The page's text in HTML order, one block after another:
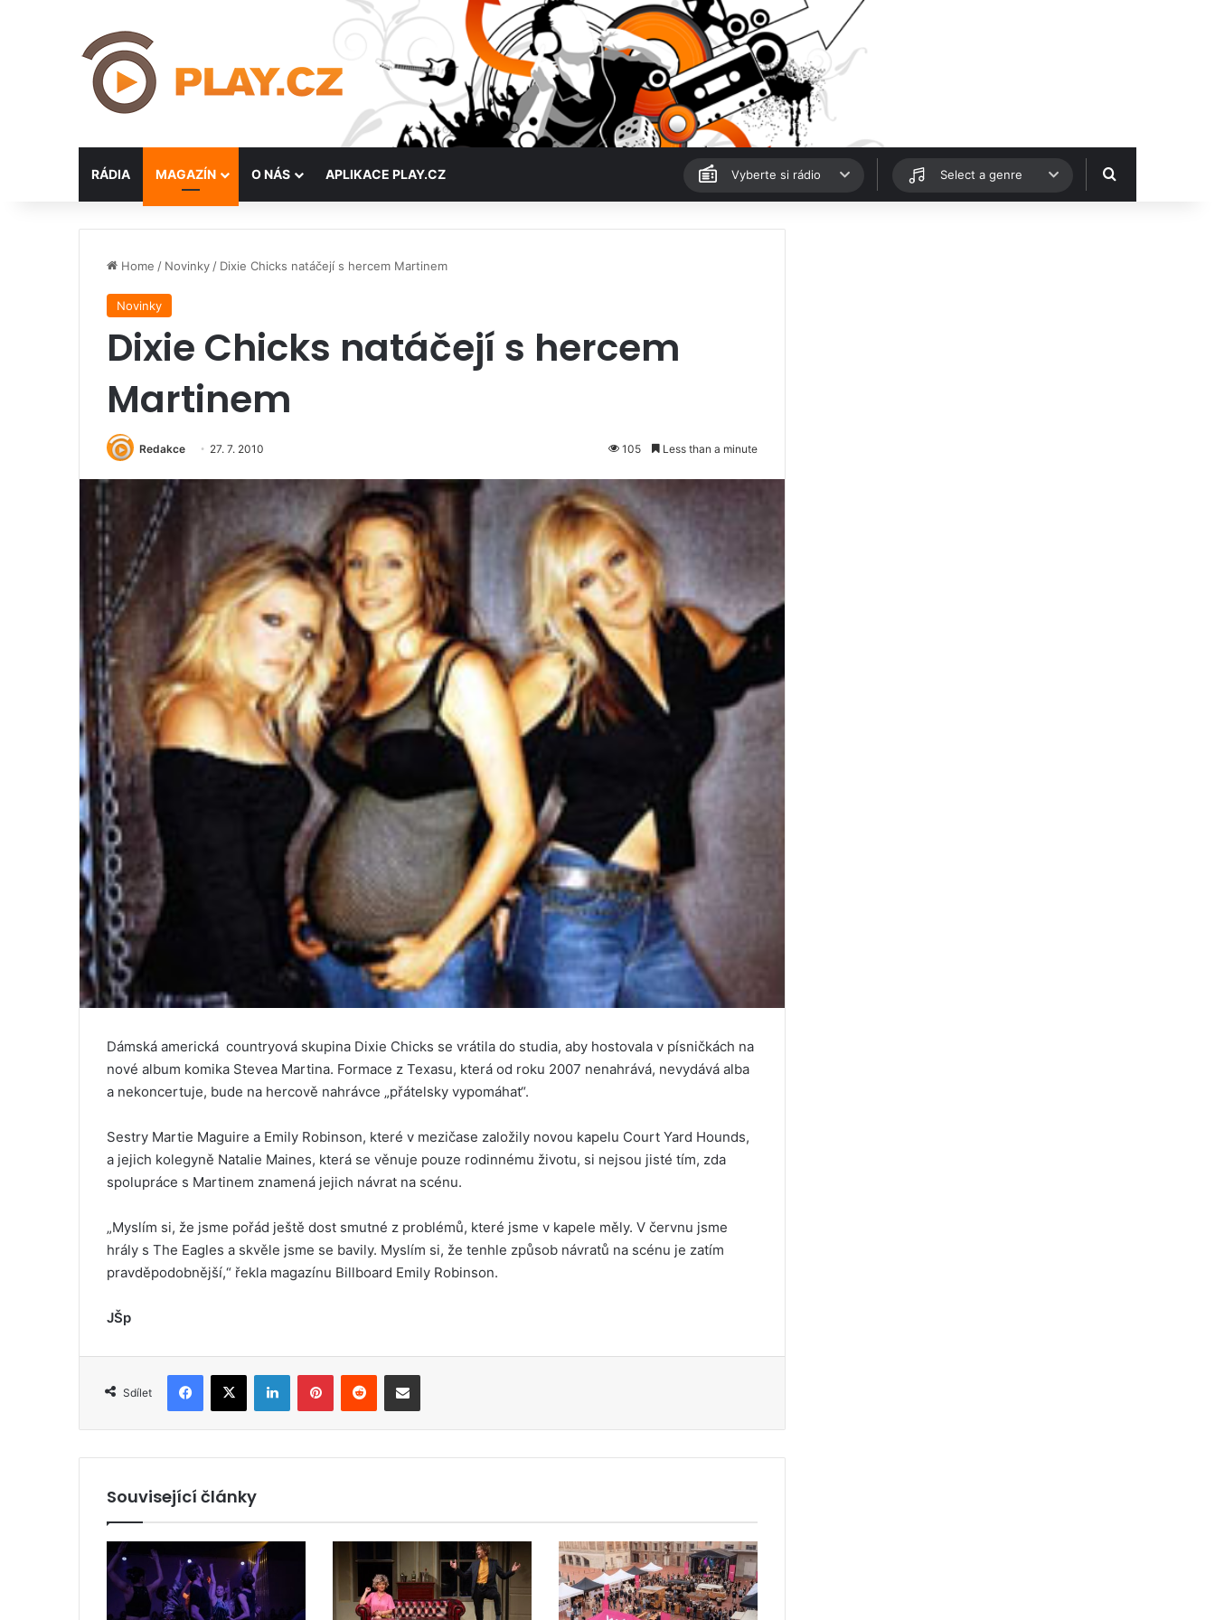
RÁDIA MAGAZÍN O NÁS APLIKACE PLAY.CZ Vyberte si rádio Select a genre Hledat
Home / Novinky / Dixie Chicks natáčejí s hercem Martinem
Novinky
Dixie Chicks natáčejí s hercem
Martinem
Redakce 27. 7. 2010 105 Less than a minute
Dámská americká countryová skupina Dixie Chicks se vrátila do studia, aby hostovala v písničkách na
nové album komika Stevea Martina. Formace z Texasu, která od roku 2007 nenahrává, nevydává alba
a nekoncertuje, bude na hercově nahrávce „přátelsky vypomáhat“.
Sestry Martie Maguire a Emily Robinson, které v mezičase založily novou kapelu Court Yard Hounds,
a jejich kolegyně Natalie Maines, která se věnuje pouze rodinnému životu, si nejsou jisté tím, zda
spolupráce s Martinem znamená jejich návrat na scénu.
„Myslím si, že jsme pořád ještě dost smutné z problémů, které jsme v kapele měly. V červnu jsme
hrály s The Eagles a skvěle jsme se bavily. Myslím si, že tenhle způsob návratů na scénu je zatím
pravděpodobnější,“ řekla magazínu Billboard Emily Robinson.
JŠp
Sdílet
Související články